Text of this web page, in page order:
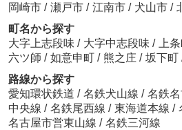
岡崎市 / 瀬戸市 / 江南市 / 犬山市 /
町名から探す
大字上志段味 / 大字中志段味 / 上
六ツ師 / 如意申町 / 熊之庄 / 坂下町
路線から探す
愛知環状鉄道 / 名鉄犬山線 / 名鉄
中央線 / 名鉄尾西線 / 東海道本線 /
名古屋市営東山線 / 名鉄三河線